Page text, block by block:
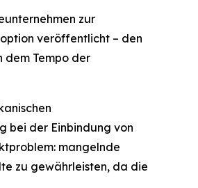
zur
veröffentlicht – den
dem Tempo der
bei der Einbindung von
mangelnde
zu gewährleisten, da die